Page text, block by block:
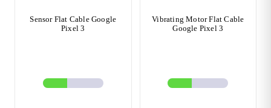
Sensor Flat Cable Google
Pixel 3
Vibrating Motor Flat Cable
Google Pixel 3